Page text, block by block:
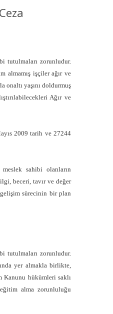
| USER MAIL
US
tutulmaları zorunludur.
almamış işçiler ağırve
onaltı yaşını doldurmuş
Ağır ve
2009 tarih ve 27244
sahibi olanların
beceri, tavır ve değer
sürecinin bir plan
tutulmaları zorunludur.
yer almakla birlikte,
Kanunu hükümleri saklı
alma zorunluluğu